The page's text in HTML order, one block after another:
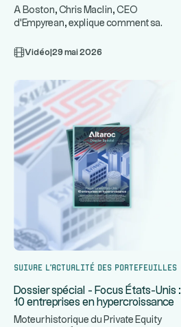
A Boston, Chris Maclin, CEO
d'Empyrean, explique comment sa
ban...
Vidéo 29 mai 2026
Suivre l’actualité des portefeuilles
Dossier spécial - Focus États-Unis :
10 entreprises en hypercroissance
Moteur historique du Private Equity